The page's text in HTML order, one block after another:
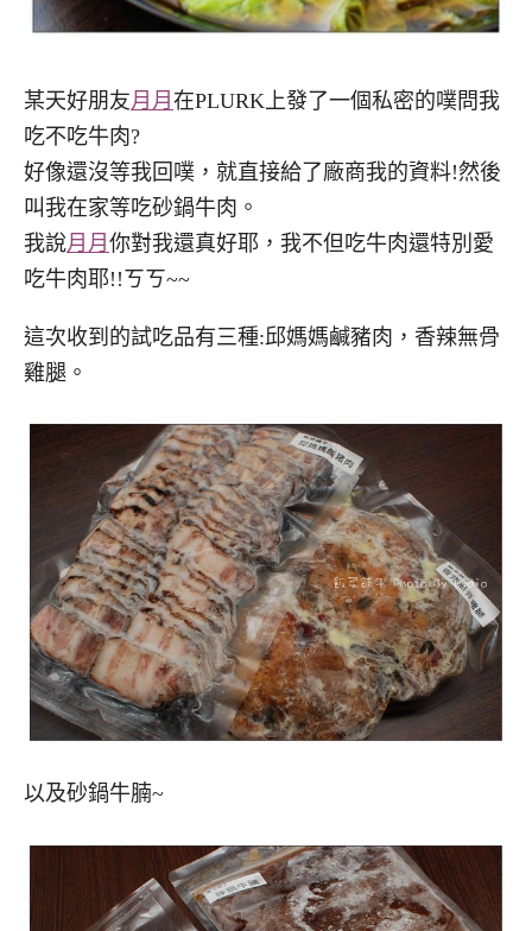
某天好朋友月月 在PLURK上發了一個私密的噗問我
吃不吃牛肉?
好像還沒等我回噗，就直接給了廠商我的資料!然後
叫我在家等吃砂鍋牛肉。
我說月月 你對我還真好耶，我不但吃牛肉還特別愛
吃牛肉耶!!ㄎㄎ~~
這次收到的試吃品有三種:邱媽媽鹹豬肉，香辣無骨
雞腿。
以及砂鍋牛腩~